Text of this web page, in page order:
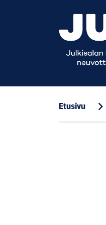
Etusivu chevron_right